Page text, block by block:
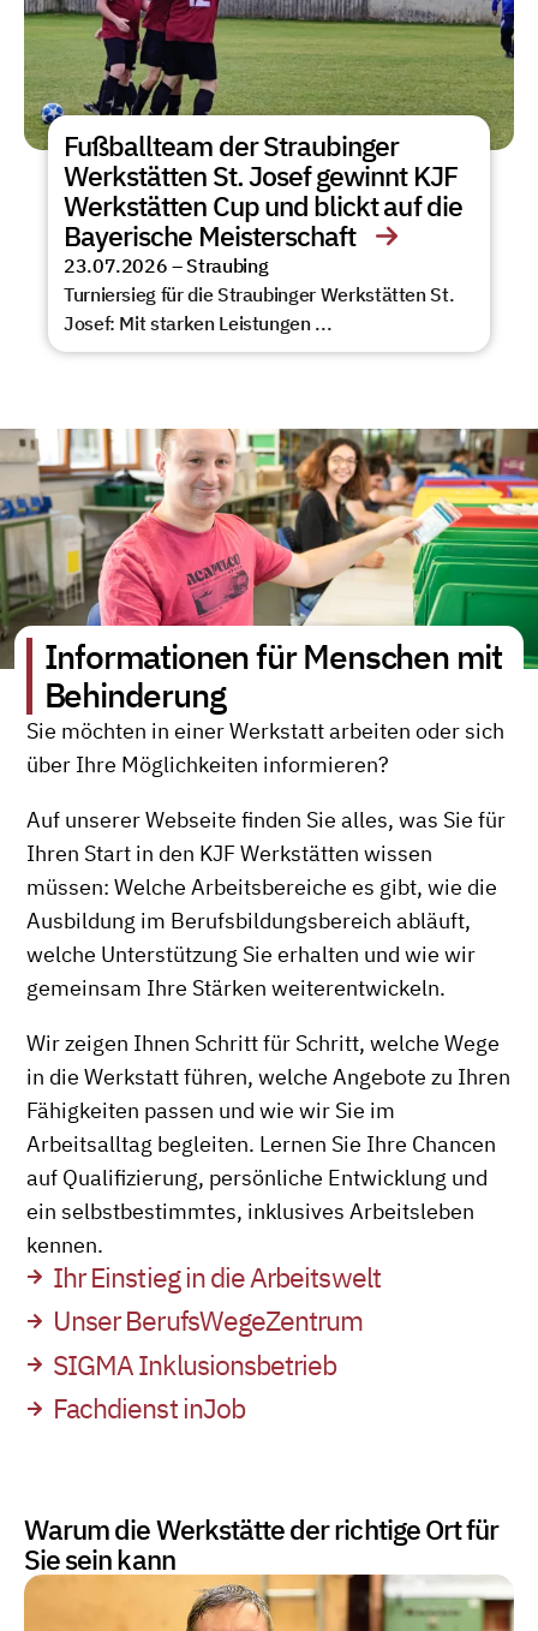
Fußballteam der Straubinger
Werkstätten St. Josef gewinnt KJF
Werkstätten Cup und blickt auf die
Bayerische Meisterschaft
23.07.2026 –Straubing
Turniersieg für die Straubinger Werkstätten St.
Josef: Mit starken Leistungen ...
Informationen für Menschen mit
Behinderung
Sie möchten in einer Werkstatt arbeiten oder sich
über Ihre Möglichkeiten informieren?
Auf unserer Webseite finden Sie alles, was Sie für
Ihren Start in den KJF Werkstätten wissen
müssen: Welche Arbeitsbereiche es gibt, wie die
Ausbildung im Berufsbildungsbereich abläuft,
welche Unterstützung Sie erhalten und wie wir
gemeinsam Ihre Stärken weiterentwickeln.
Wir zeigen Ihnen Schritt für Schritt, welche Wege
in die Werkstatt führen, welche Angebote zu Ihren
Fähigkeiten passen und wie wir Sie im
Arbeitsalltag begleiten. Lernen Sie Ihre Chancen
auf Qualifizierung, persönliche Entwicklung und
ein selbstbestimmtes, inklusives Arbeitsleben
kennen.
Ihr Einstieg in die Arbeitswelt
Unser BerufsWegeZentrum
SIGMA Inklusionsbetrieb
Fachdienst inJob
Warum die Werkstätte der richtige Ort für
Sie sein kann